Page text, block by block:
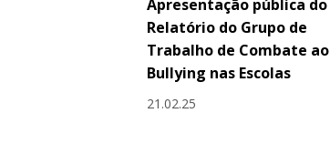
Apresentação pública do
Relatório do Grupo de
Trabalho de Combate ao
Bullying nas Escolas
21.02.25